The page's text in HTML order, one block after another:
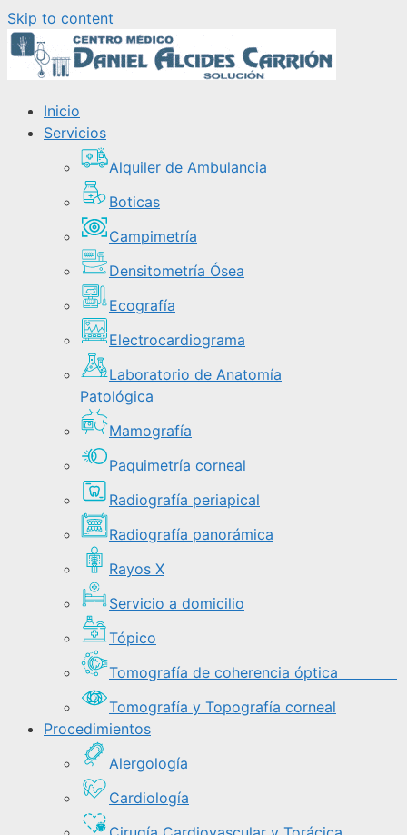
Skip to content
Inicio
Servicios
Alquiler de Ambulancia
Boticas
Campimetría
Densitometría Ósea
Ecografía
Electrocardiograma
Laboratorio de Anatomía
Patológica
Mamografía
Paquimetría corneal
Radiografía periapical
Radiografía panorámica
Rayos X
Servicio a domicilio
Tópico
Tomografía de coherencia óptica
Tomografía y Topografía corneal
Procedimientos
Alergología
Cardiología